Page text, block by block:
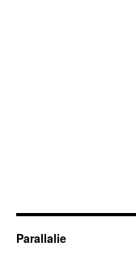
Parallalie